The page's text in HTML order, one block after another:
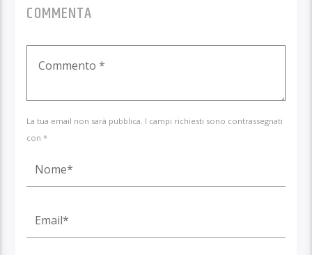
COMMENTA
La tua email non sarà pubblica. I campi richiesti sono contrassegnati
con *